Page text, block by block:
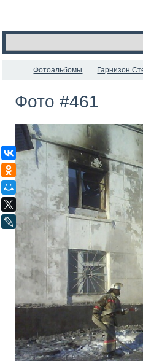
ВКонтакте
Одноклассники
Мой Мир
LiveJournal
Фотоальбомы Гарнизон
Фото #461